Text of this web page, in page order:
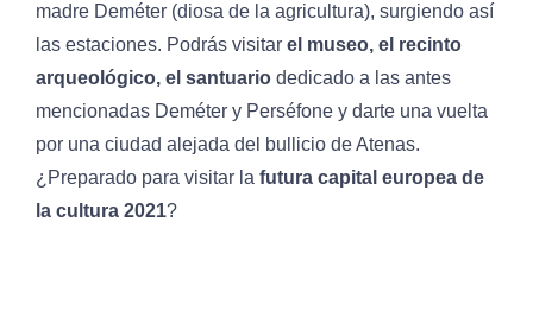
madre Deméter (diosa de la agricultura), surgiendo así
las estaciones. Podrás visitar el museo, el recinto
arqueológico, el santuario dedicado a las antes
mencionadas Deméter y Perséfone y darte una vuelta
por una ciudad alejada del bullicio de Atenas.
¿Preparado para visitar la futura capital europea de
la cultura 2021?